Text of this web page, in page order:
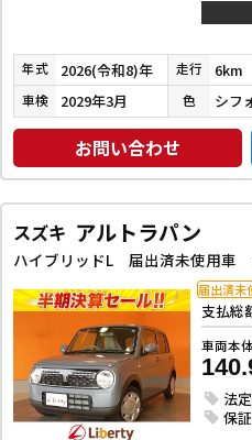
年式 2026(令和8)年 走行 6km
車検 2029年3月 色
お問い合わせ
スズキ アルトラパン
支払総
車両本
法
保
届出済未